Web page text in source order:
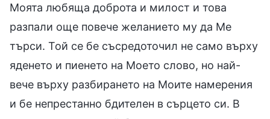
Моята любяща доброта и милост и това
разпали още повече желанието му да Ме
търси. Той се бе съсредоточил не само върху
яденето и пиенето на Моето слово, но най-
вече върху разбирането на Моите намерения
и бе непрестанно бдителен в сърцето си. В